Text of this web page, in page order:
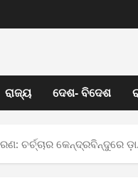
ରାଜ୍ୟ ଦେଶ- ବିଦେଶ
ଚର୍ଚ୍ଚାର କେନ୍ଦ୍ରବିନ୍ଦୁରେ